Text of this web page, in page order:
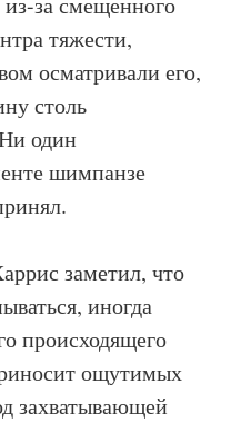
тяжести,
осматривали его,
столь
один
шимпанзе
заметил, что
иногда
происходящего
ощутимых
захватывающей